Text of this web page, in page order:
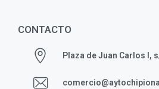
CONTACTO
Plaza de Juan Carlos I,